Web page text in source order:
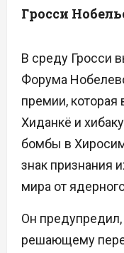
Гросси
В среду Гросси
Форума
премии, которая
Хиданкё и
бомбы в
знак признания
мира от
Он
решающему